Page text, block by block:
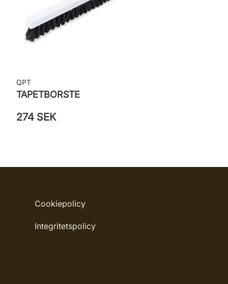
QPT
TAPETBORSTE
274 SEK
Cookiepolicy
Integritetspolicy